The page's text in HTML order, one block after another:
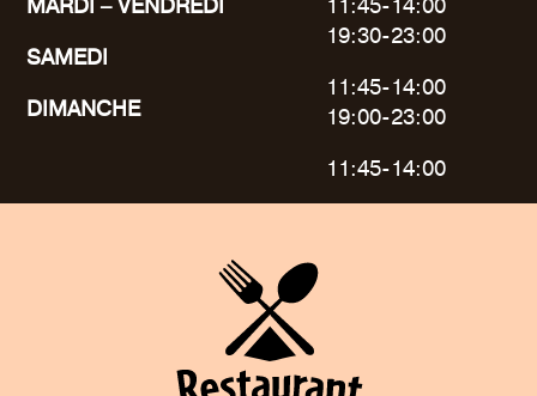
MARDI – VENDREDI
SAMEDI
DIMANCHE
11:45-14:00
19:30-23:00
11:45-14:00
19:00-23:00
11:45-14:00